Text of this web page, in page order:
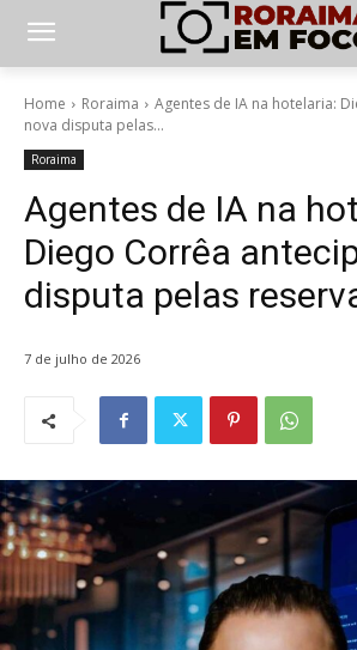
Home Roraima
Agentes de IA na hotelaria:
nova disputa pelas...
Roraima
Agentes de IA na
Diego Corrêa
disputa pelas
7 de julho de 2026